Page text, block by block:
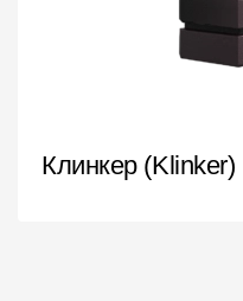
Клинкер (Klinker)